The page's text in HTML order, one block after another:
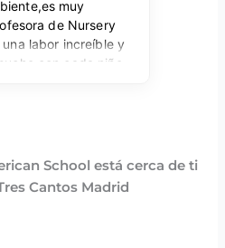
School está cerca de ti
Cantos Madrid